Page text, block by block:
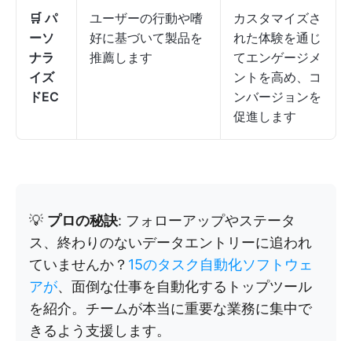
🛒 パ
ーソ
ナラ
イズ
ドEC
ユーザーの行動や嗜
好に基づいて製品を
推薦します
カスタマイズさ
れた体験を通じ
てエンゲージメ
ントを高め、コ
ンバージョンを
促進します
💡 プロの秘訣: フォローアップやステータ
ス、終わりのないデータエントリーに追われ
ていませんか？ 15のタスク自動化ソフトウェ
アが、面倒な仕事を自動化するトップツール
を紹介。チームが本当に重要な業務に集中で
きるよう支援します。